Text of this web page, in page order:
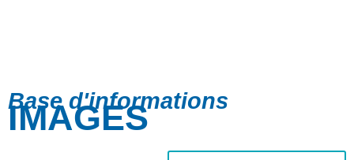
Base d'informations
IMAGES